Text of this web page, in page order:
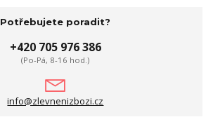
Potřebujete poradit?
+420 705 976 386
(Po-Pá, 8-16 hod.)
info@zlevnenizbozi.cz